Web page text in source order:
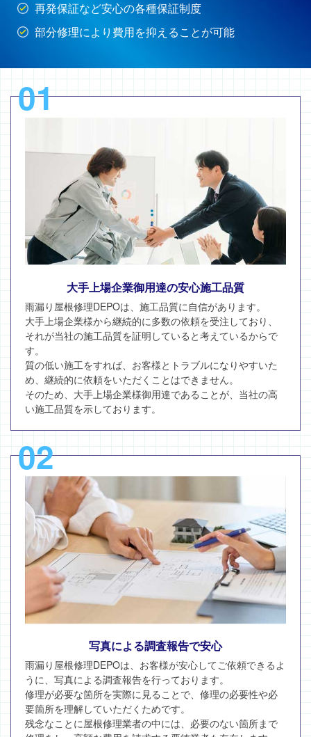
再発保証など安心の各種保証制度
部分修理により費用を抑えることが可能
01
大手上場企業御用達の安心施工品質
雨漏り屋根修理DEPOは、施工品質に自信があります。
大手上場企業様から継続的に多数の依頼を受注しており、
それが当社の施工品質を証明していると考えているからで
す。
質の低い施工をすれば、お客様とトラブルになりやすいた
め、継続的に依頼をいただくことはできません。
そのため、大手上場企業様御用達であることが、当社の高
い施工品質を示しております。
02
写真による調査報告で安心
雨漏り屋根修理DEPOは、お客様が安心してご依頼できるよ
うに、写真による調査報告を行っております。
修理が必要な箇所を実際に見ることで、修理の必要性や必
要箇所を理解していただくためです。
残念なことに屋根修理業者の中には、必要のない箇所まで